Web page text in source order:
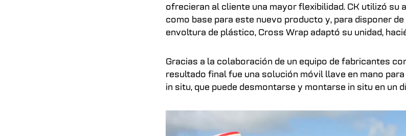
ofrecieran al cliente una mayor flexibilidad. CK utilizó su
como base para este nuevo producto y, para disponer
envoltura de plástico, Cross Wrap adaptó su unidad,
Gracias a la colaboración de un equipo de fabricantes
resultado final fue una solución móvil llave en mano
in situ, que puede desmontarse y montarse in situ en un